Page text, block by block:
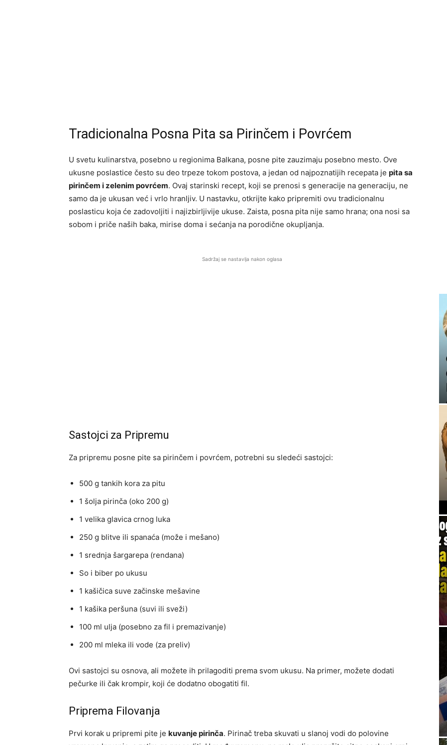
Tradicionalna Posna Pita sa Pirinčem i Povrćem
U svetu kulinarstva, posebno u regionima Balkana, posne pite zauzimaju posebno mesto. Ove
ukusne poslastice često su deo trpeze tokom postova, a jedan od najpoznatijih recepata je pita sa
pirinčem i zelenim povrćem. Ovaj starinski recept, koji se prenosi s generacije na generaciju, ne
samo da je ukusan već i vrlo hranljiv. U nastavku, otkrijte kako pripremiti ovu tradicionalnu
poslasticu koja će zadovoljiti i najizbirljivije ukuse. Zaista, posna pita nije samo hrana; ona nosi sa
sobom i priče naših baka, mirise doma i sećanja na porodične okupljanja.
Sadržaj se nastavlja nakon oglasa
Sastojci za Pripremu
Za pripremu posne pite sa pirinčem i povrćem, potrebni su sledeći sastojci:
500 g tankih kora za pitu
1 šolja pirinča (oko 200 g)
1 velika glavica crnog luka
250 g blitve ili spanaća (može i mešano)
1 srednja šargarepa (rendana)
So i biber po ukusu
1 kašičica suve začinske mešavine
1 kašika peršuna (suvi ili sveži)
100 ml ulja (posebno za fil i premazivanje)
200 ml mleka ili vode (za preliv)
Ovi sastojci su osnova, ali možete ih prilagoditi prema svom ukusu. Na primer, možete dodati
pečurke ili čak krompir, koji će dodatno obogatiti fil.
Priprema Filovanja
Prvi korak u pripremi pite je kuvanje pirinča. Pirinač treba skuvati u slanoj vodi do polovine